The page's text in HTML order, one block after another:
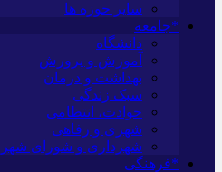
سایر حوزه ها
*جامعه
دانشگاه
آموزش و پرورش
بهداشت و درمان
سبک زندگی
حوادث، انتظامی
شهری و رفاهی
شهرداری و شورای شهر
*فرهنگی